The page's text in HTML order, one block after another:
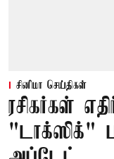
சினிமா செய்திகள்
ரசிகர்கள்
"டாக்ஸிக்"